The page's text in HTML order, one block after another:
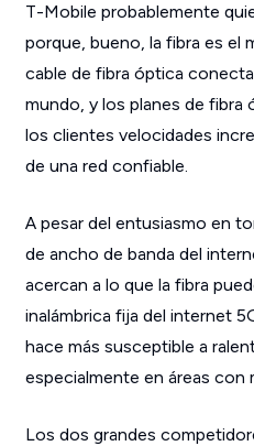
T-Mobile probablemente
porque, bueno, la fibra es el
cable de fibra óptica
mundo, y los planes de fibra
los clientes velocidades
de una red confiable.
A pesar del entusiasmo en
de ancho de banda del
acercan a lo que la fibra
inalámbrica fija del internet
hace más susceptible a
especialmente en áreas con
Los dos grandes